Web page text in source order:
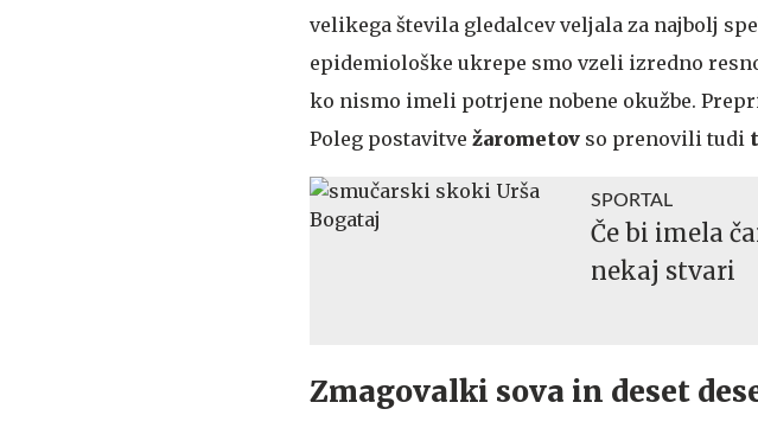
velikega števila gledalcev veljala za najbolj
epidemiološke ukrepe smo vzeli izredno
ko nismo imeli potrjene nobene okužbe.
Poleg postavitve žarometov so prenovili tudi
SPORTAL
Če bi imela
nekaj stvari
Zmagovalki sova in deset